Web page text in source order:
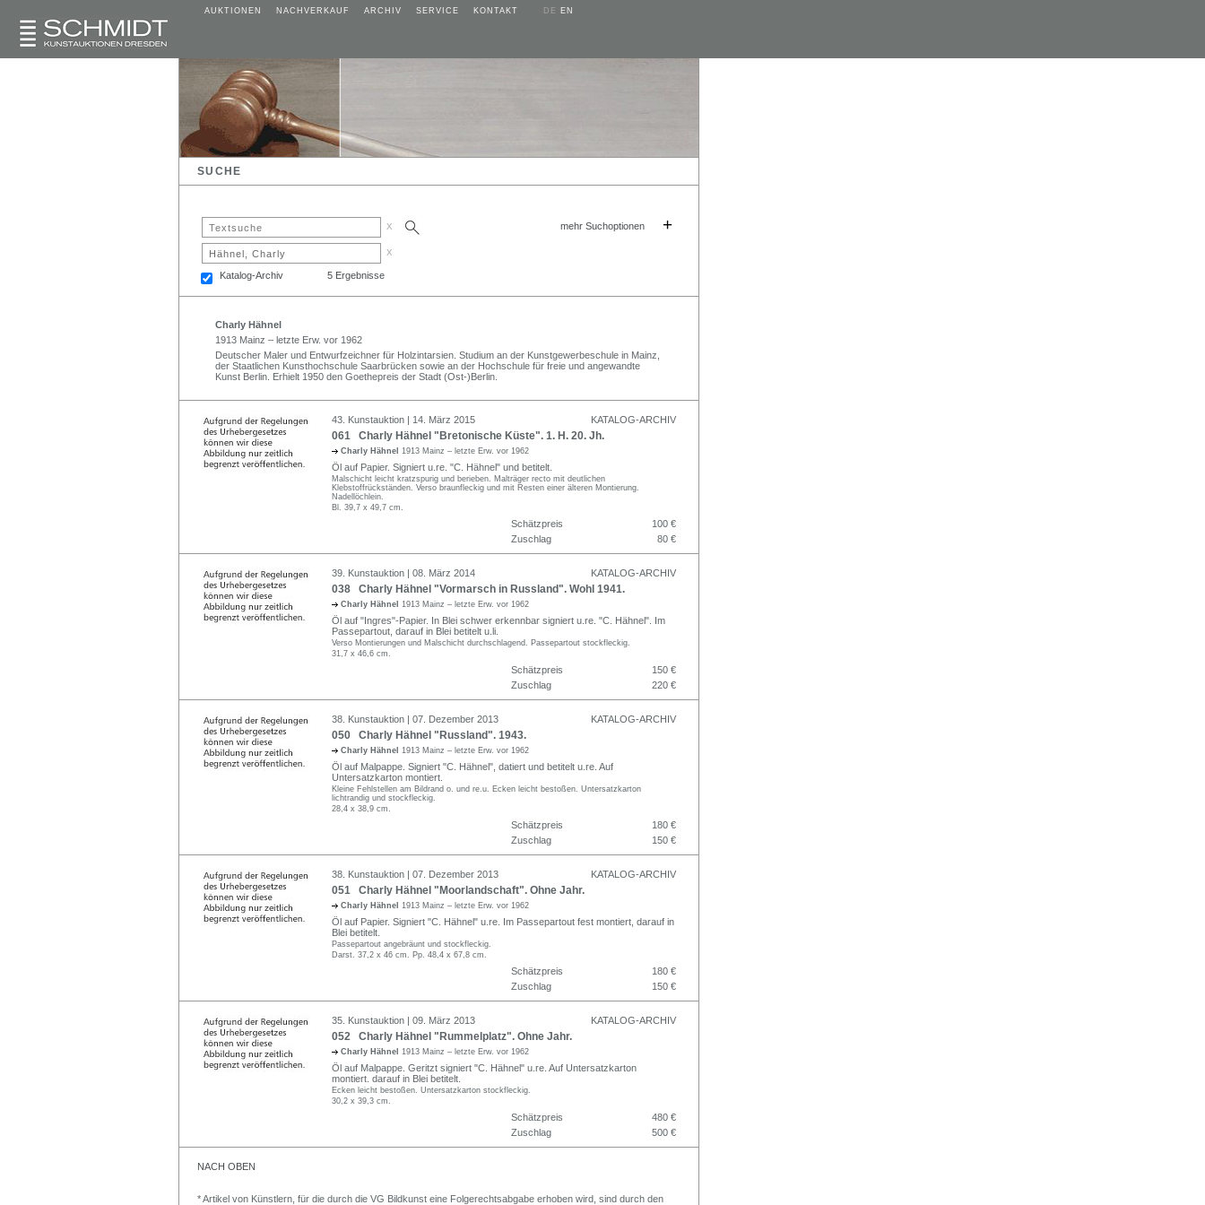
AUKTIONEN NACHVERKAUF ARCHIV SERVICE KONTAKT DE EN
SUCHE
x mehr Suchoptionen +
x
Katalog-Archiv 5 Ergebnisse
Charly Hähnel
1913 Mainz – letzte Erw. vor 1962
Deutscher Maler und Entwurfzeichner für Holzintarsien. Studium an der Kunstgewerbeschule in Mainz,
der Staatlichen Kunsthochschule Saarbrücken sowie an der Hochschule für freie und angewandte
Kunst Berlin. Erhielt 1950 den Goethepreis der Stadt (Ost-)Berlin.
43. Kunstauktion | 14. März 2015 KATALOG-ARCHIV
061 Charly Hähnel "Bretonische Küste". 1. H. 20. Jh.
Charly Hähnel 1913 Mainz – letzte Erw. vor 1962
Öl auf Papier. Signiert u.re. "C. Hähnel" und betitelt.
Malschicht leicht kratzspurig und berieben. Malträger recto mit deutlichen
Klebstoffrückständen. Verso braunfleckig und mit Resten einer älteren Montierung.
Nadellöchlein.
Bl. 39,7 x 49,7 cm.
Schätzpreis
100 €
Zuschlag
80 €
39. Kunstauktion | 08. März 2014 KATALOG-ARCHIV
038 Charly Hähnel "Vormarsch in Russland". Wohl 1941.
Charly Hähnel 1913 Mainz – letzte Erw. vor 1962
Öl auf "Ingres"-Papier. In Blei schwer erkennbar signiert u.re. "C. Hähnel". Im
Passepartout, darauf in Blei betitelt u.li.
Verso Montierungen und Malschicht durchschlagend. Passepartout stockfleckig.
31,7 x 46,6 cm.
Schätzpreis
150 €
Zuschlag
220 €
38. Kunstauktion | 07. Dezember 2013 KATALOG-ARCHIV
050 Charly Hähnel "Russland". 1943.
Charly Hähnel 1913 Mainz – letzte Erw. vor 1962
Öl auf Malpappe. Signiert "C. Hähnel", datiert und betitelt u.re. Auf
Untersatzkarton montiert.
Kleine Fehlstellen am Bildrand o. und re.u. Ecken leicht bestoßen. Untersatzkarton
lichtrandig und stockfleckig.
28,4 x 38,9 cm.
Schätzpreis
180 €
Zuschlag
150 €
38. Kunstauktion | 07. Dezember 2013 KATALOG-ARCHIV
051 Charly Hähnel "Moorlandschaft". Ohne Jahr.
Charly Hähnel 1913 Mainz – letzte Erw. vor 1962
Öl auf Papier. Signiert "C. Hähnel" u.re. Im Passepartout fest montiert, darauf in
Blei betitelt.
Passepartout angebräunt und stockfleckig.
Darst. 37,2 x 46 cm. Pp. 48,4 x 67,8 cm.
Schätzpreis
180 €
Zuschlag
150 €
35. Kunstauktion | 09. März 2013 KATALOG-ARCHIV
052 Charly Hähnel "Rummelplatz". Ohne Jahr.
Charly Hähnel 1913 Mainz – letzte Erw. vor 1962
Öl auf Malpappe. Geritzt signiert "C. Hähnel" u.re. Auf Untersatzkarton
montiert. darauf in Blei betitelt.
Ecken leicht bestoßen. Untersatzkarton stockfleckig.
30,2 x 39,3 cm.
Schätzpreis
480 €
Zuschlag
500 €
NACH OBEN
* Artikel von Künstlern, für die durch die VG Bildkunst eine Folgerechtsabgabe erhoben wird, sind durch den